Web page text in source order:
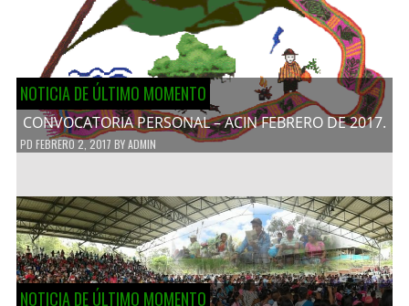
NOTICIA DE ÚLTIMO MOMENTO
CONVOCATORIA PERSONAL – ACIN FEBRERO DE 2017.
PD FEBRERO 2, 2017 BYADMIN
NOTICIA DE ÚLTIMO MOMENTO